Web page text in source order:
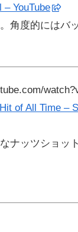
YouTube
角度的にはバ
of All Time –
ナッツショッ